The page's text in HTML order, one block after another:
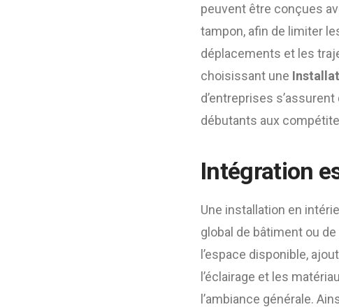
peuvent être conçues
tampon, afin de limiter
déplacements et les
choisissant une
d’entreprises
débutants aux
Intégration
Une installation en
global de bâtiment ou
l’espace disponible,
l’éclairage et les
l’ambiance générale.